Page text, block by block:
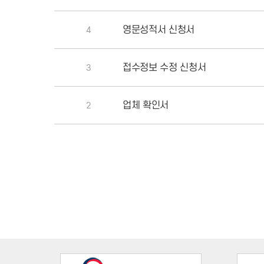
4 영문성적서 신청서
3 접수정보 수정 신청서
2 업체 확인서